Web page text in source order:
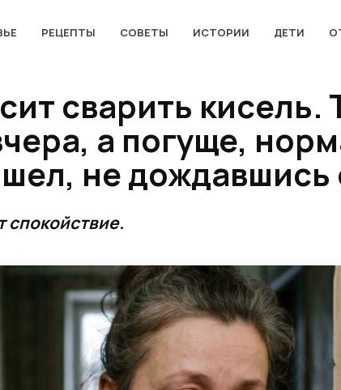
РЕЦЕПТЫ СОВЕТЫ ИСТОРИИ ДЕТИ
сварить кисель.
а погуще,
не дождавшись
спокойствие.